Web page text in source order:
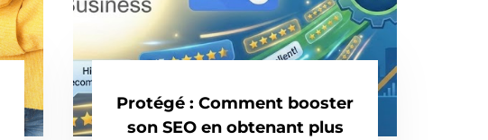
Protégé : Comment booster
son SEO en obtenant plus